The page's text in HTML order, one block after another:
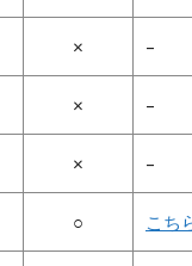
× –
× –
× –
○ こち